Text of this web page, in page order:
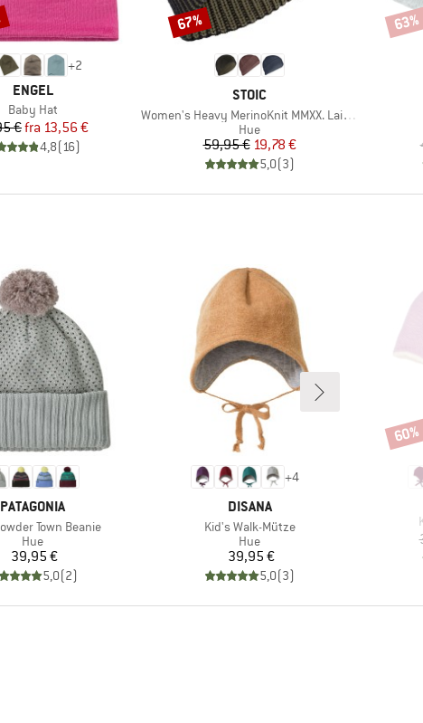
+2
MÆRKE
ENGEL
Artikel
Baby Hat
Pris
€ Nedsat pris
fra 13,56 €
4,8(16)
MÆRKE
STOIC
Artikel
Women's Heavy MerinoKnit MMXX. Laisdalen Beanie
Produktgruppe
Hue
Pris
59,95 €Nedsat pris
19,78 €
5,0(3)
Rabat
67% Rabat
63%
MÆRKE
PATAGONIA
Town Beanie
Produktgruppe
Hue
Pris
39,95 €
5,0(2)
+4
MÆRKE
DISANA
Artikel
Kid's Walk-Mütze
Produktgruppe
Hue
Pris
39,95 €
5,0(3)
Rabat
60%